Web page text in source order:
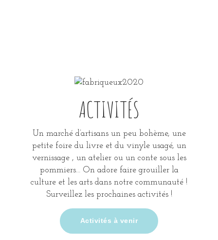
ACTIVITÉS
Un marché d’artisans un peu bohème, une
petite foire du livre et du vinyle usagé, un
vernissage , un atelier ou un conte sous les
pommiers… On adore faire grouiller la
culture et les arts dans notre communauté !
Surveillez les prochaines activités !
Activités à venir